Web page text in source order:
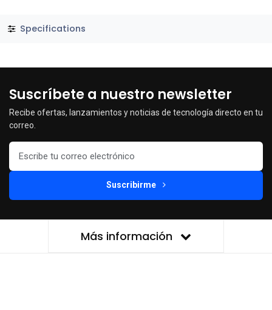
Specifications
Suscríbete a nuestro newsletter
Recibe ofertas, lanzamientos y noticias de tecnología directo en tu
correo.
Suscribirme
Más información